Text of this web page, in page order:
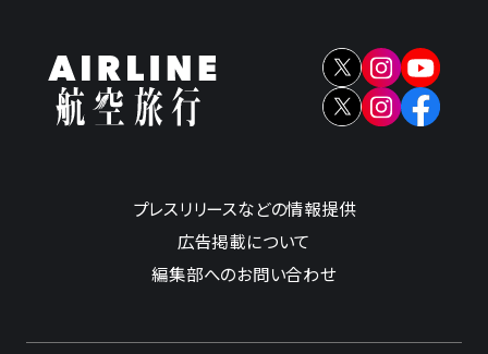
プレスリリースなどの情報提供
広告掲載について
編集部へのお問い合わせ